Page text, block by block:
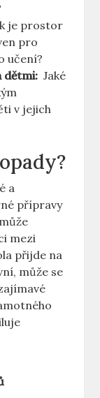
je prostor
pro‌
⁣učení?
dětmi: ​ Jaké⁢
v jejich
a
přípravy⁢
mezi‌
přijde na​
⁢může se